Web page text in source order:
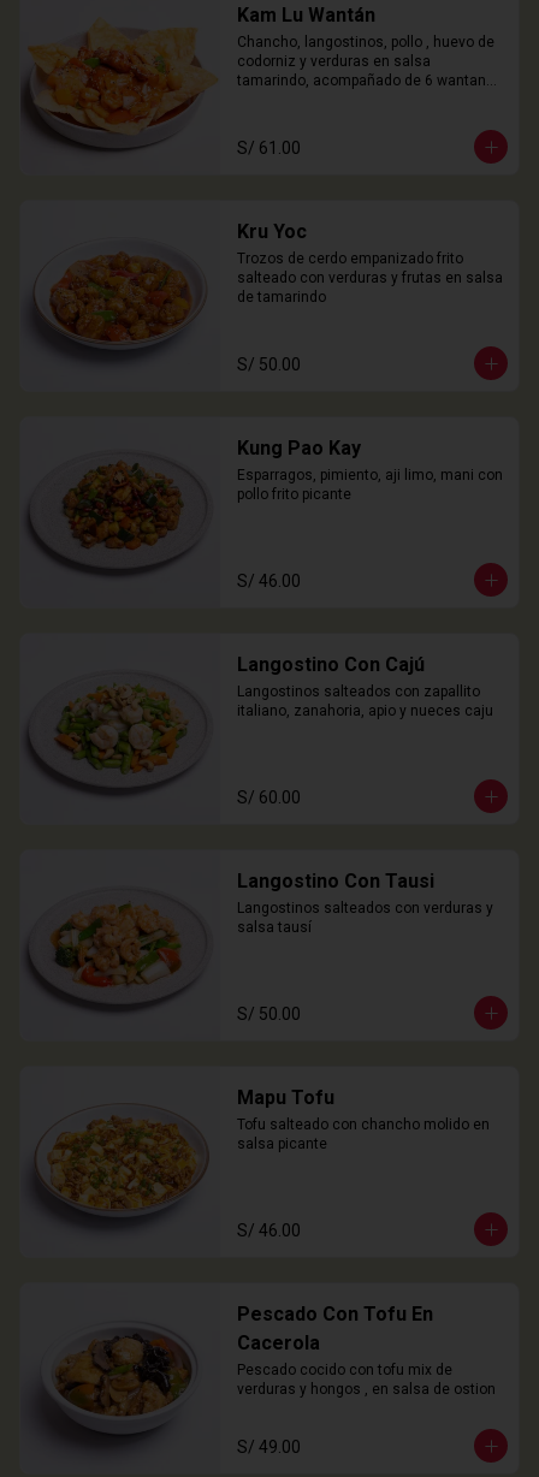
Kam Lu Wantán
Chancho, langostinos, pollo , huevo de
codorniz y verduras en salsa
tamarindo, acompañado de 6 wantanes
S/ 61.00
Kru Yoc
Trozos de cerdo empanizado frito
salteado con verduras y frutas en salsa
de tamarindo
S/ 50.00
Kung Pao Kay
Esparragos, pimiento, aji limo, mani con
pollo frito picante
S/ 46.00
Langostino Con Cajú
Langostinos salteados con zapallito
italiano, zanahoria, apio y nueces caju
S/ 60.00
Langostino Con Tausi
Langostinos salteados con verduras y
salsa tausí
S/ 50.00
Mapu Tofu
Tofu salteado con chancho molido en
salsa picante
S/ 46.00
Pescado Con Tofu En
Cacerola
Pescado cocido con tofu mix de
verduras y hongos , en salsa de ostion
S/ 49.00